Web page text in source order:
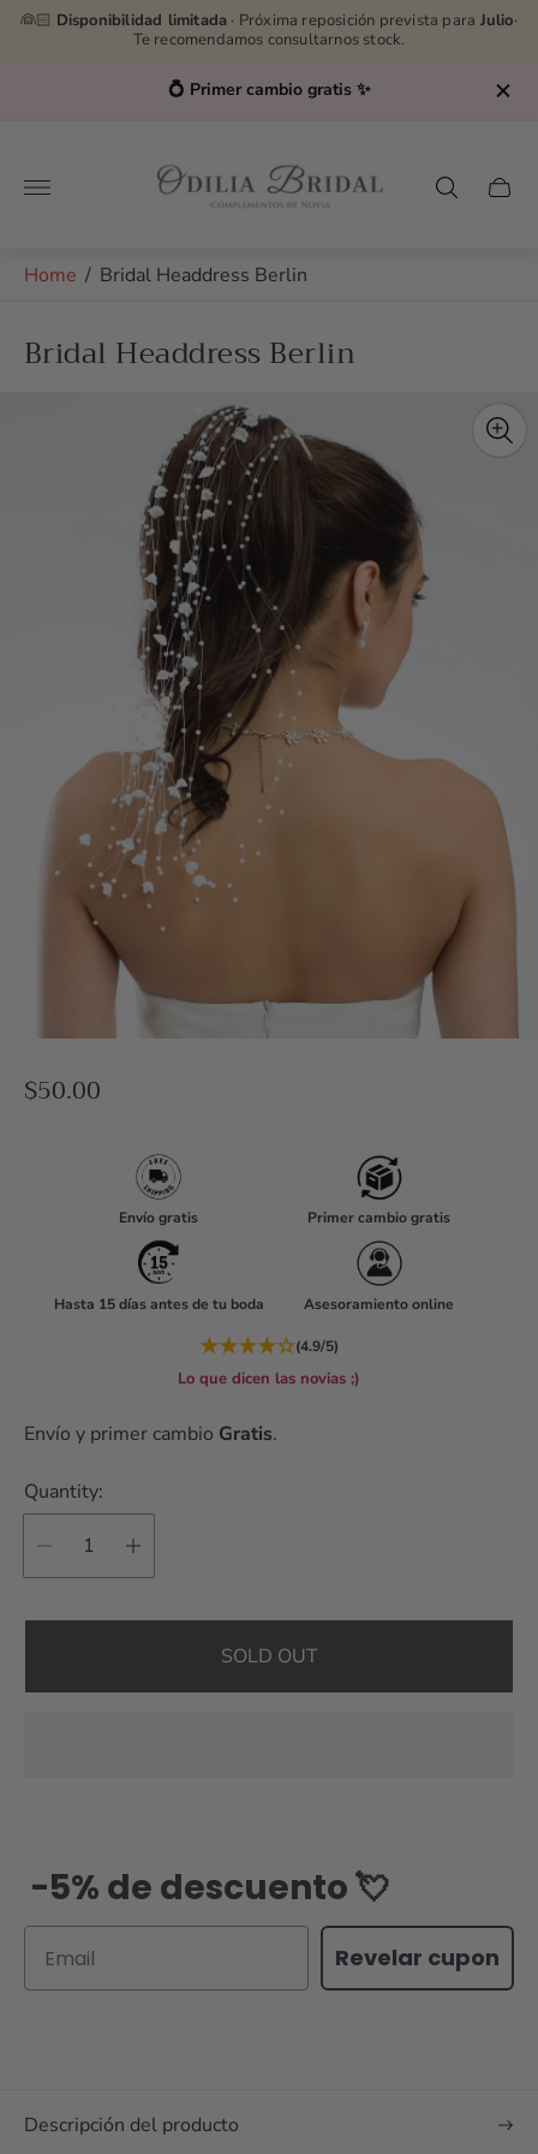
👰🏻 Disponibilidad limitada · Próxima reposición prevista para Julio·
Te recomendamos consultarnos stock.
💍 Primer cambio gratis ✨
Store
logo"
Cart
Home / Bridal Headdress Berlin
Bridal Headdress Berlin
R
c
e
$50.00
Envío gratis Primer cambio gratis
Hasta 15 días antes de tu boda Asesoramiento online
★★★★☆(4.9/5)
Lo que dicen las novias ;)
Envío y primer cambio Gratis.
Quantity:
SOLD OUT
-5% de descuento 💘
Revelar cupon
Descripción del producto